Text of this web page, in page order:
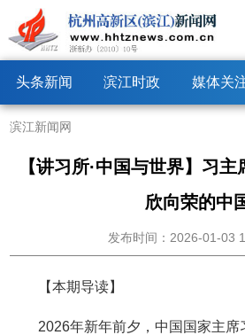
头条新闻 滨江时政 媒体关
滨江新闻网
【讲习所·中国与世界】习
欣向荣的中
发布时间：2026-01-03
【本期导读】
2026年新年前夕，中国国家主